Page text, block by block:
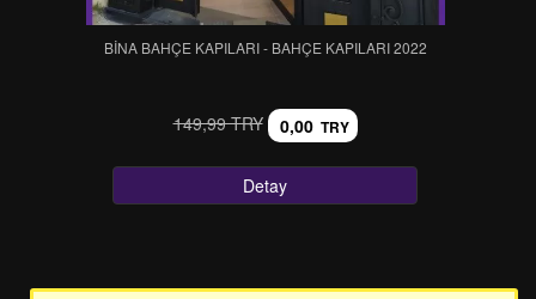
BİNA BAHÇE KAPILARI - BAHÇE KAPILARI 2022
149,99 TRY 0,00 TRY
Detay